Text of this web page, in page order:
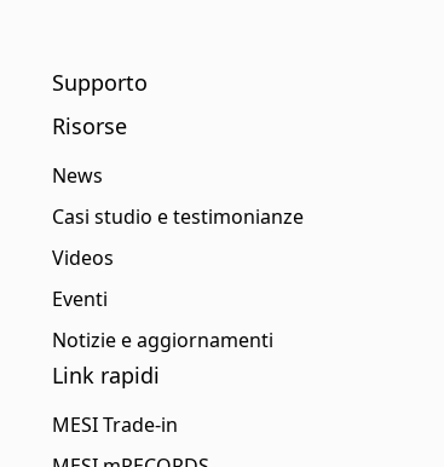
Supporto
Risorse
News
Casi studio e testimonianze
Videos
Eventi
Notizie e aggiornamenti
Link rapidi
MESI Trade-in